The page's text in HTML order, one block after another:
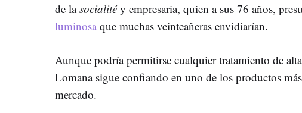
de lasocialitéy empresaria, quien a sus 76 años,
luminosa que muchas veinteañeras envidiarían.
Aunque podría permitirse cualquier tratamiento de
Lomana sigue confiando en uno de los productos
mercado.